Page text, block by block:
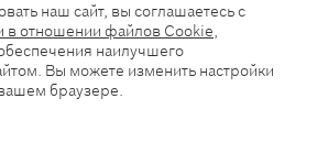
Все права защищены.
наш сайт, вы соглашаетесь с
в отношении файлов Cookie,
наилучшего
Вы можете изменить настройки
браузере.